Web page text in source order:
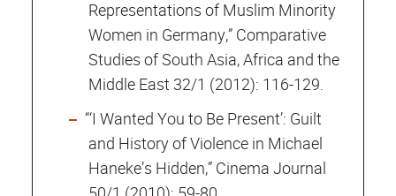
Representations of Muslim Minority
Women in Germany,” Comparative
Studies of South Asia, Africa and the
Middle East 32/1 (2012): 116-129.
“‘I Wanted You to Be Present’: Guilt
and History of Violence in Michael
Haneke’s Hidden,” Cinema Journal